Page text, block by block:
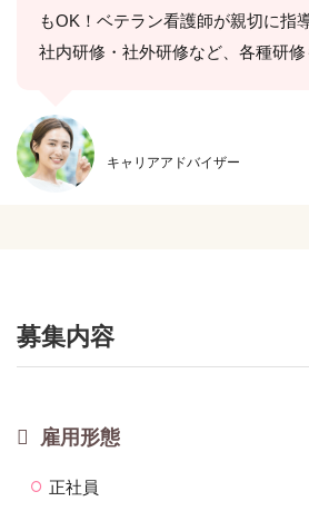
もOK！ベテラン看護師が親切に指
社内研修・社外研修など、各種研修
キャリアアドバイザー
募集内容
雇用形態
正社員